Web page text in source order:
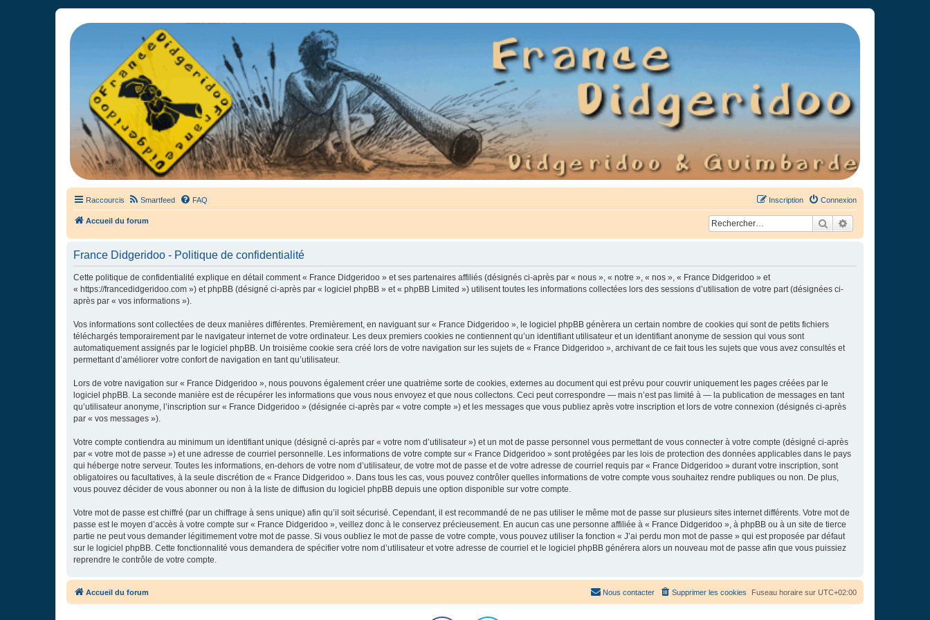
France Didgeridoo
Didgeridoo et Guimbarde sur France Didgeridoo - retrouvez la communauté.
Raccourcis Smartfeed FAQ Connexion
Inscription
Accueil du forum Rechercher
France Didgeridoo - Politique de confidentialité
Cette politique de confidentialité explique en détail comment « France Didgeridoo » et ses partenaires affiliés (désignés ci-après par « nous », « notre », « nos », « France Didgeridoo » et
« https://francedidgeridoo.com ») et phpBB (désigné ci-après par « logiciel phpBB » et « phpBB Limited ») utilisent toutes les informations collectées lors des sessions d’utilisation de votre part (désignées ci-
après par « vos informations »).
Vos informations sont collectées de deux manières différentes. Premièrement, en naviguant sur « France Didgeridoo », le logiciel phpBB génèrera un certain nombre de cookies qui sont de petits fichiers
téléchargés temporairement par le navigateur internet de votre ordinateur. Les deux premiers cookies ne contiennent qu’un identifiant utilisateur et un identifiant anonyme de session qui vous sont
automatiquement assignés par le logiciel phpBB. Un troisième cookie sera créé lors de votre navigation sur les sujets de « France Didgeridoo », archivant de ce fait tous les sujets que vous avez consultés et
permettant d’améliorer votre confort de navigation en tant qu’utilisateur.
Lors de votre navigation sur « France Didgeridoo », nous pouvons également créer une quatrième sorte de cookies, externes au document qui est prévu pour couvrir uniquement les pages créées par le
logiciel phpBB. La seconde manière est de récupérer les informations que vous nous envoyez et que nous collectons. Ceci peut correspondre — mais n’est pas limité à — la publication de messages en tant
qu’utilisateur anonyme, l’inscription sur « France Didgeridoo » (désignée ci-après par « votre compte ») et les messages que vous publiez après votre inscription et lors de votre connexion (désignés ci-après
par « vos messages »).
Votre compte contiendra au minimum un identifiant unique (désigné ci-après par « votre nom d’utilisateur ») et un mot de passe personnel vous permettant de vous connecter à votre compte (désigné ci-après
par « votre mot de passe ») et une adresse de courriel personnelle. Les informations de votre compte sur « France Didgeridoo » sont protégées par les lois de protection des données applicables dans le pays
qui héberge notre serveur. Toutes les informations, en-dehors de votre nom d’utilisateur, de votre mot de passe et de votre adresse de courriel requis par « France Didgeridoo » durant votre inscription, sont
obligatoires ou facultatives, à la seule discrétion de « France Didgeridoo ». Dans tous les cas, vous pouvez contrôler quelles informations de votre compte vous souhaitez rendre publiques ou non. De plus,
vous pouvez décider de vous abonner ou non à la liste de diffusion du logiciel phpBB depuis une option disponible sur votre compte.
Votre mot de passe est chiffré (par un chiffrage à sens unique) afin qu’il soit sécurisé. Cependant, il est recommandé de ne pas utiliser le même mot de passe sur plusieurs sites internet différents. Votre mot de
passe est le moyen d’accès à votre compte sur « France Didgeridoo », veillez donc à le conservez précieusement. En aucun cas une personne affiliée à « France Didgeridoo », à phpBB ou à un site de tierce
partie ne peut vous demander légitimement votre mot de passe. Si vous oubliez le mot de passe de votre compte, vous pouvez utiliser la fonction « J’ai perdu mon mot de passe » qui est proposée par défaut
sur le logiciel phpBB. Cette fonctionnalité vous demandera de spécifier votre nom d’utilisateur et votre adresse de courriel et le logiciel phpBB générera alors un nouveau mot de passe afin que vous puissiez
reprendre le contrôle de votre compte.
Accueil du forum Fuseau horaire sur UTC+02:00
Supprimer les cookies
Nous contacter